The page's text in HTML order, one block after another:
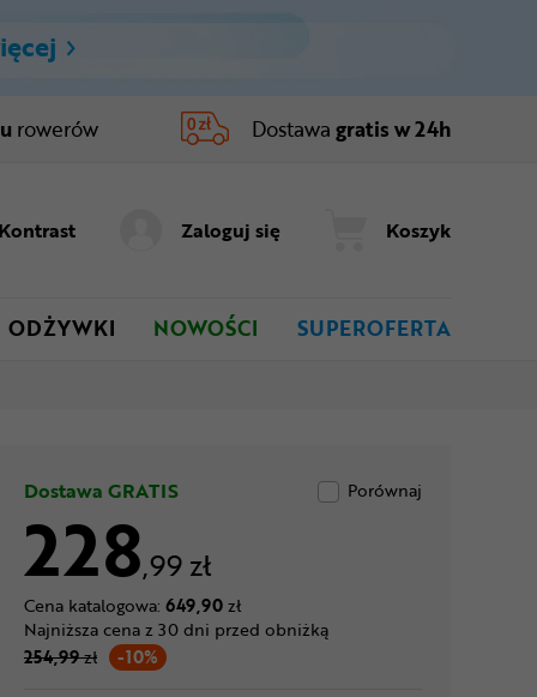
rowerów Dostawa gratis w 24h
Kontrast Zaloguj się Koszyk
ODŻYWKI NOWOŚCI SUPEROFERTA
Dostawa GRATIS Porównaj
228,99 zł
Cena katalogowa: 649,90zł
-10%
Najniższa cena z 30 dni przed obniżką
254,99zł